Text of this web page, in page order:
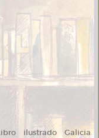
ilustrado Galicia